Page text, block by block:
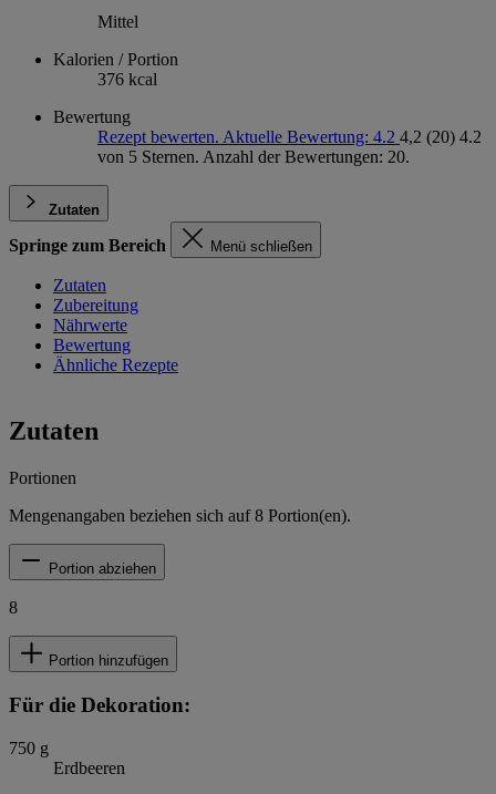
Mittel
Kalorien / Portion
376 kcal
Bewertung
Rezept bewerten. Aktuelle Bewertung: 4.2 4,2 (20) 4.2
von 5 Sternen. Anzahl der Bewertungen: 20.
Zutaten
Springe zum Bereich Menü schließen
Zutaten
Zubereitung
Nährwerte
Bewertung
Ähnliche Rezepte
Zutaten
Portionen
Mengenangaben beziehen sich auf8 Portion(en).
Portion abziehen
8
Portion hinzufügen
Für die Dekoration:
750 g
Erdbeeren